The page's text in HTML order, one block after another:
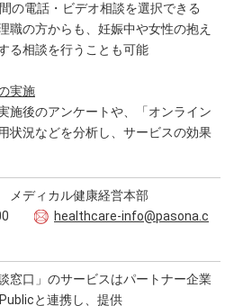
の電話・ビデオ相談を選択できる
職の方からも、妊娠中や女性の抱え
る相談を行うことも可能
実施
施後のアンケートや、「オンライン
状況などを分析し、サービスの効果
ディカル健康経営本部
healthcare-info@pasona.c
窓口」のサービスはパートナー企業
と連携し、提供